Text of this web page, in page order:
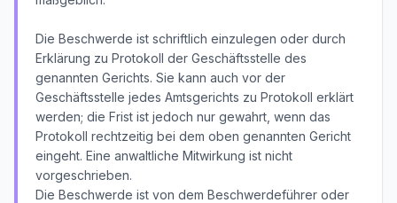
Die Beschwerde ist schriftlich einzulegen oder durch
Erklärung zu Protokoll der Geschäftsstelle des
genannten Gerichts. Sie kann auch vor der
Geschäftsstelle jedes Amtsgerichts zu Protokoll erklärt
werden; die Frist ist jedoch nur gewahrt, wenn das
Protokoll rechtzeitig bei dem oben genannten Gericht
eingeht. Eine anwaltliche Mitwirkung ist nicht
vorgeschrieben.
Die Beschwerde ist von dem Beschwerdeführer oder